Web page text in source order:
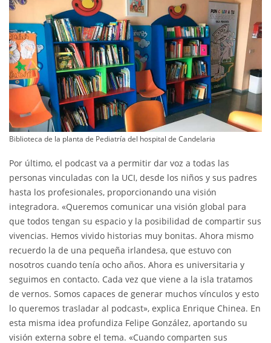
Biblioteca de la planta de Pediatría del hospital de Candelaria
Por último, el podcast va a permitir dar voz a todas las
personas vinculadas con la UCI, desde los niños y sus padres
hasta los profesionales, proporcionando una visión
integradora. «Queremos comunicar una visión global para
que todos tengan su espacio y la posibilidad de compartir sus
vivencias. Hemos vivido historias muy bonitas. Ahora mismo
recuerdo la de una pequeña irlandesa, que estuvo con
nosotros cuando tenía ocho años. Ahora es universitaria y
seguimos en contacto. Cada vez que viene a la isla tratamos
de vernos. Somos capaces de generar muchos vínculos y esto
lo queremos trasladar al podcast», explica Enrique Chinea. En
esta misma idea profundiza Felipe González, aportando su
visión externa sobre el tema. «Cuando comparten sus